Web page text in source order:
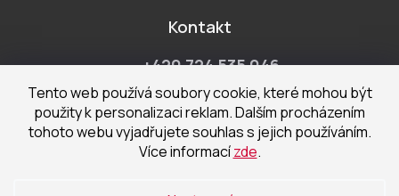
Tento web používá soubory cookie, které mohou být
použity k personalizaci reklam. Dalším procházením
tohoto webu vyjadřujete souhlas s jejich používáním.
Více informacízde.
Kontakt
+420 724 535 046
Po-Pá 9:00 - 18:00 hod
obchod@cecetka.cz